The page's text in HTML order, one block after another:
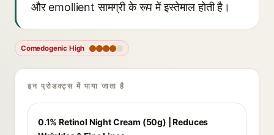
और emollient सामग्री के रूप में इस्तेमाल होती है।
Comedogenic High
इन प्रोडक्ट्स में पाया जाता है
0.1% Retinol Night Cream (50g) | Reduces